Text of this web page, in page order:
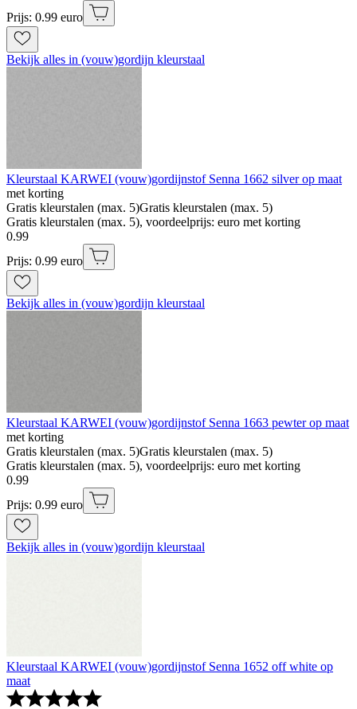
Prijs: 0.99 euro
Bekijk alles in (vouw)gordijn kleurstaal
Kleurstaal KARWEI (vouw)gordijnstof Senna 1662 silver op maat
met korting
Gratis kleurstalen (max. 5)Gratis kleurstalen (max. 5)
Gratis kleurstalen (max. 5), voordeelprijs: euro met korting
0.99
Prijs: 0.99 euro
Bekijk alles in (vouw)gordijn kleurstaal
Kleurstaal KARWEI (vouw)gordijnstof Senna 1663 pewter op maat
met korting
Gratis kleurstalen (max. 5)Gratis kleurstalen (max. 5)
Gratis kleurstalen (max. 5), voordeelprijs: euro met korting
0.99
Prijs: 0.99 euro
Bekijk alles in (vouw)gordijn kleurstaal
Kleurstaal KARWEI (vouw)gordijnstof Senna 1652 off white op
maat